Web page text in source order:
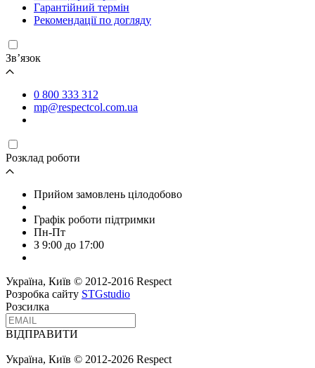
Гарантійний термін
Рекомендації по догляду
Зв’язок
0 800 333 312
mp@respectcol.com.ua
Розклад роботи
Прийом замовлень цілодобово
Графік роботи підтримки
Пн-Пт
З 9:00 до 17:00
Україна, Київ © 2012-2016 Respect
Розробка сайту STGstudio
Розсилка
ВІДПРАВИТИ
Україна, Київ © 2012-2026 Respect